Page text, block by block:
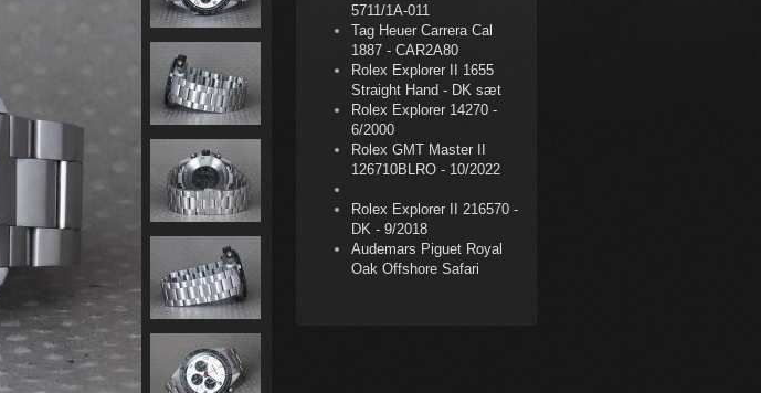
5711/1A-011
Tag Heuer Carrera Cal
1887 - CAR2A80
Rolex Explorer II 1655
Straight Hand - DK sæt
Rolex Explorer 14270 -
6/2000
Rolex GMT Master II
126710BLRO - 10/2022
Rolex Explorer II 216570 -
DK - 9/2018
Audemars Piguet Royal
Oak Offshore Safari